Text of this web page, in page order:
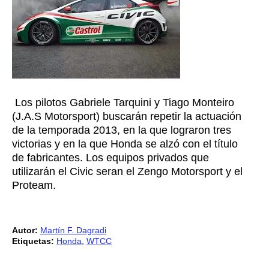
Los pilotos Gabriele Tarquini y Tiago Monteiro
(J.A.S Motorsport) buscarán repetir la actuación
de la temporada 2013, en la que lograron tres
victorias y en la que Honda se alzó con el título
de fabricantes. Los equipos privados que
utilizarán el Civic seran el Zengo Motorsport y el
Proteam.
Autor: Martín F. Dagradi
Etiquetas: Honda WTCC